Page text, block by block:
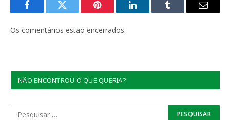
FacebookTwitter Pinterest LinkedInTumblr
E-
Os comentários estão encerrados.
NÃO ENCONTROU O QUE QUERIA?